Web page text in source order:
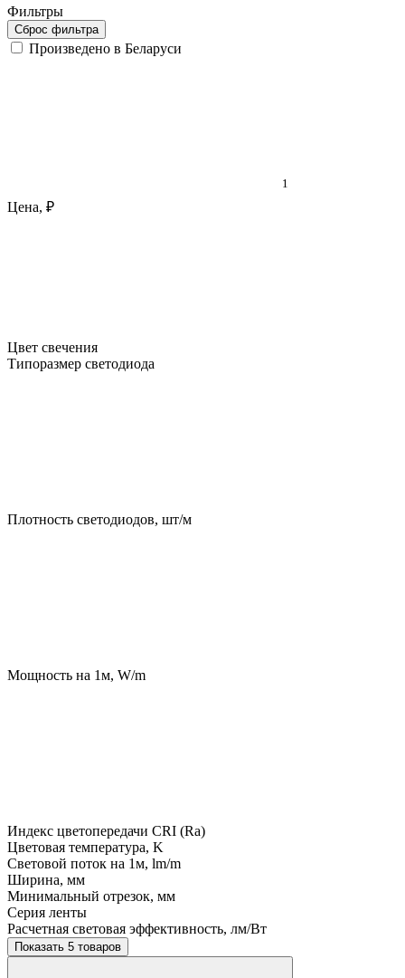
Фильтры
Сброс фильтра
Произведено в Беларуси
1
Цена, ₽
Цвет свечения
Типоразмер светодиода
Плотность светодиодов, шт/м
Мощность на 1м, W/m
Индекс цветопередачи CRI (Ra)
Цветовая температура, K
Световой поток на 1м, lm/m
Ширина, мм
Минимальный отрезок, мм
Серия ленты
Расчетная световая эффективность, лм/Вт
Показать 5 товаров